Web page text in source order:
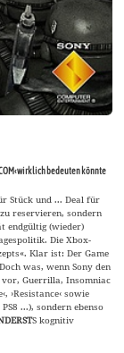
wirklich bedeuten könnte
Stück und ... Deal für
reservieren, sondern
endgültig (wieder)
Die Xbox-
Klar ist: Der Game
was, wenn Sony den
vor, Guerrilla, Insomniac
›Resistance‹ sowie
...), sondern ebenso
S kognitiv